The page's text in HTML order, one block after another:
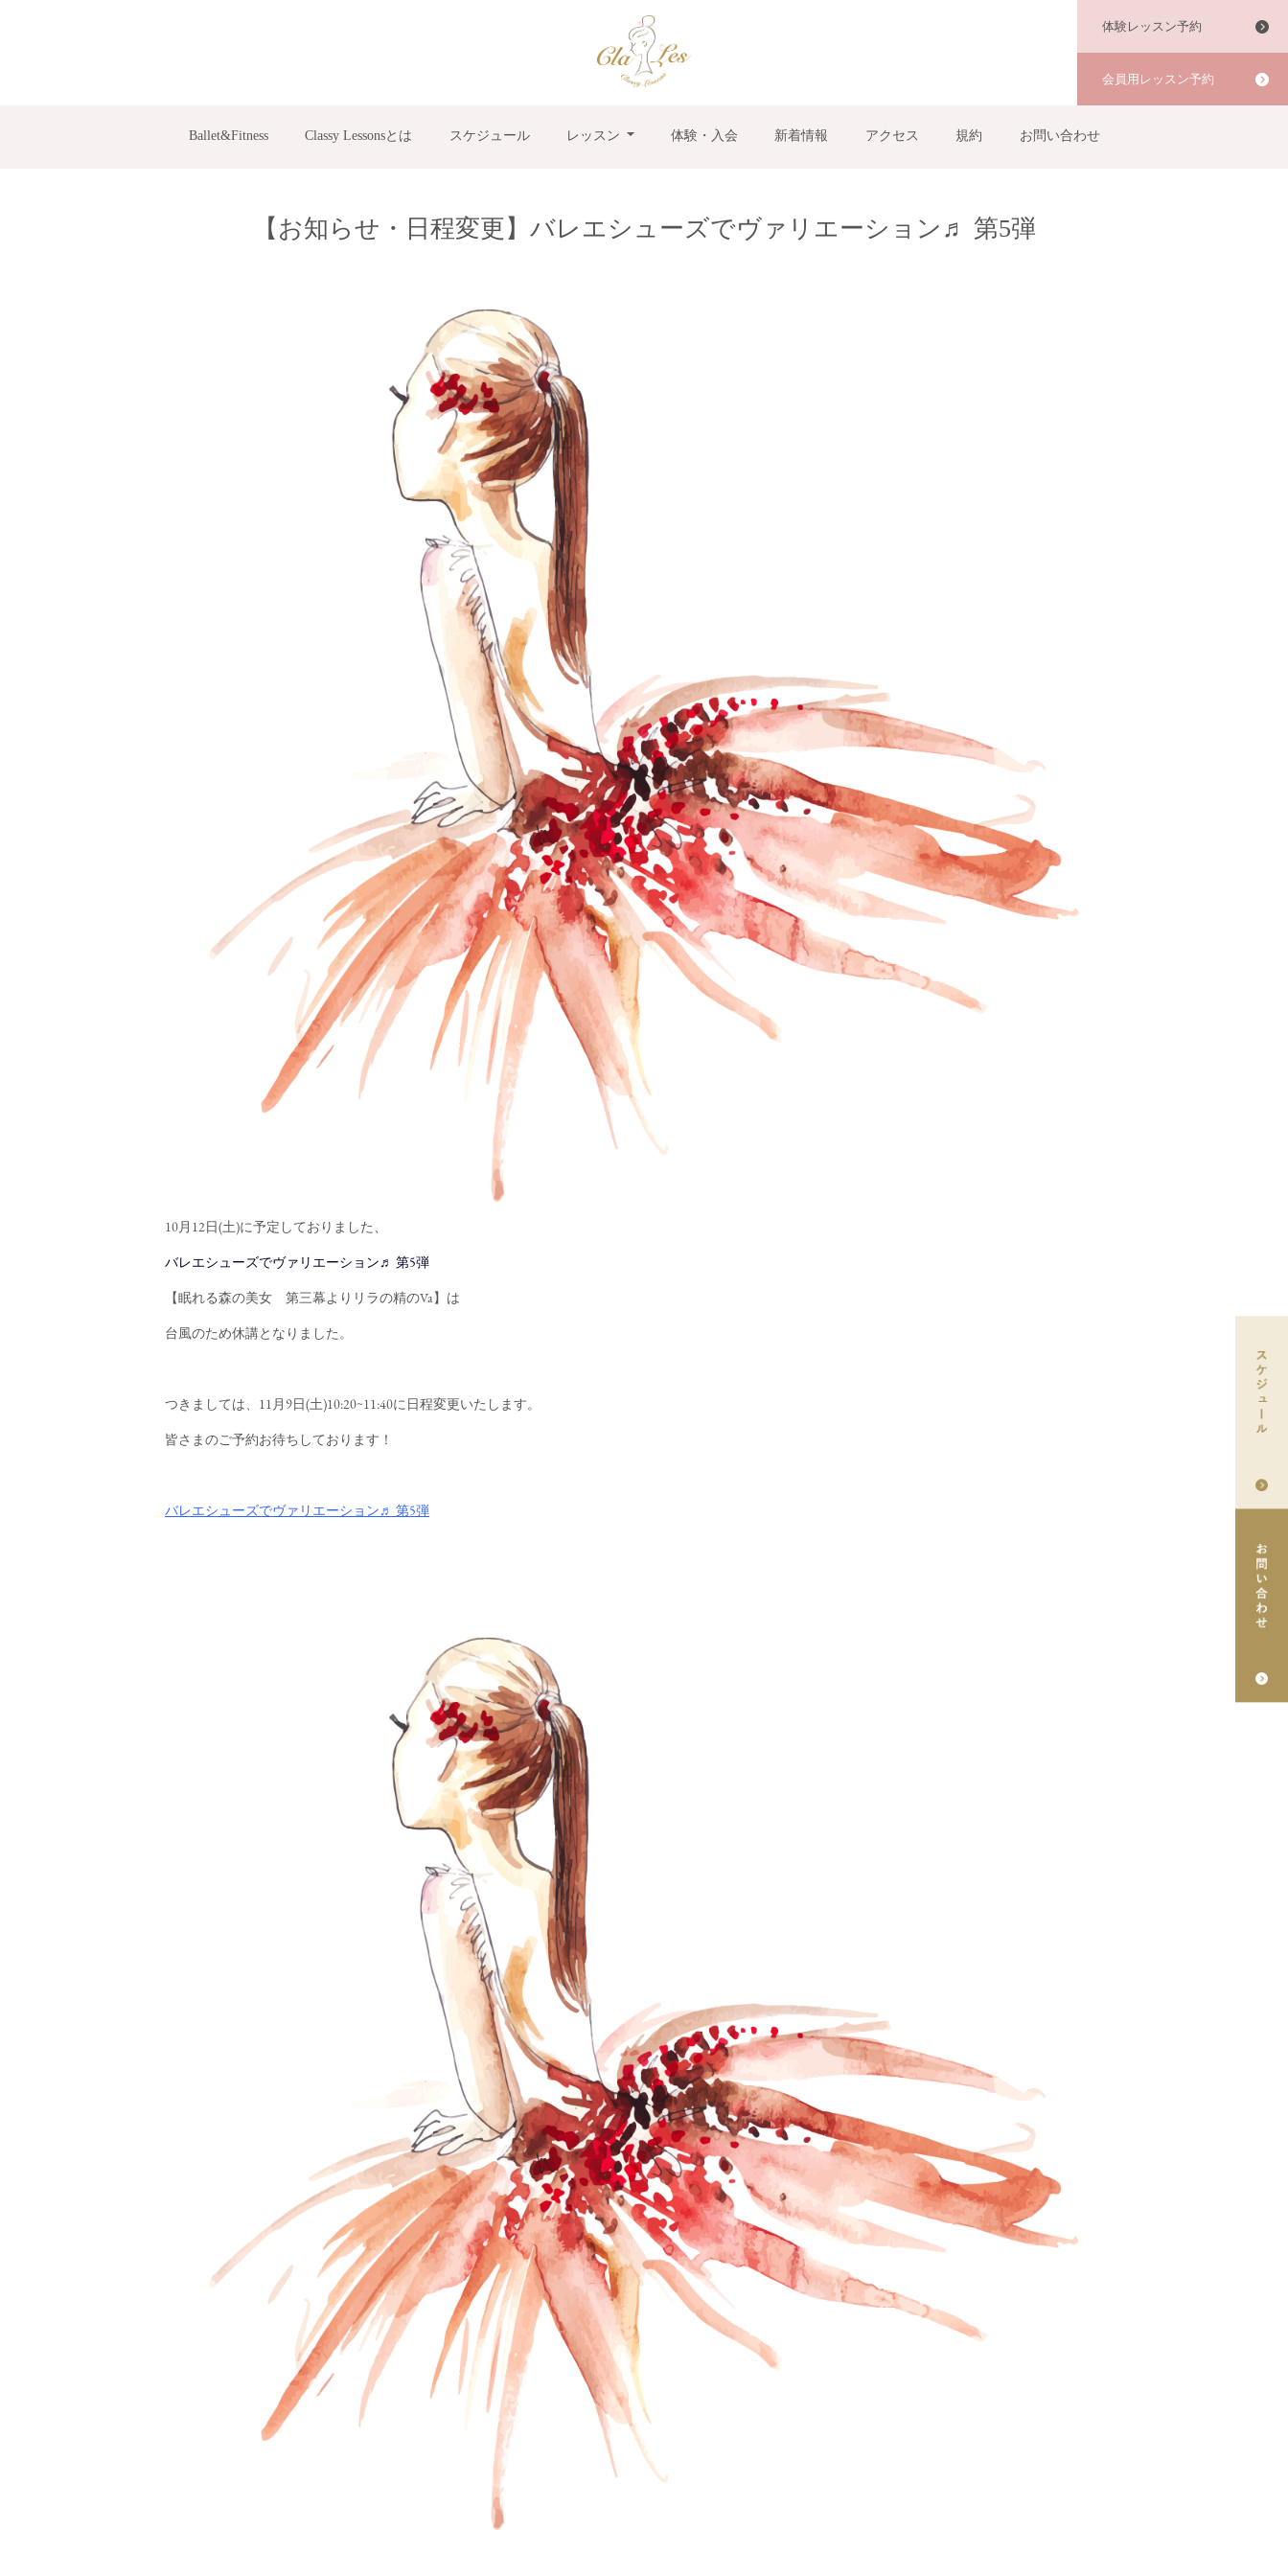
体験レッスン予約
会員用レッスン予約
Ballet&Fitness Classy Lessonsとは スケジュール レッスン 体験・入会 新着情報 アクセス 規約 お問い合わせ
【お知らせ・日程変更】バレエシューズでヴァリエーション♬ 第5弾
10月12日(土)に予定しておりました、
バレエシューズでヴァリエーション♬ 第5弾
【眠れる森の美女 第三幕よりリラの精のVa】は
台風のため休講となりました。
つきましては、11月9日(土)10:20~11:40に日程変更いたします。
皆さまのご予約お待ちしております！
バレエシューズでヴァリエーション♬ 第5弾